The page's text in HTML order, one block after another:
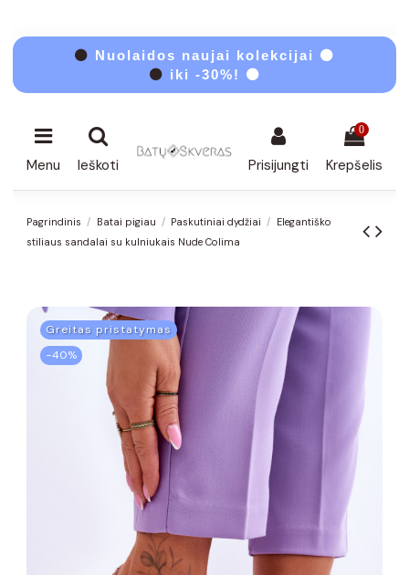
⚫ Nuolaidos naujai kolekcijai ⚫
⚫ iki -30%! ⚫
Menu Ieškoti Prisijungti
0
Krepšelis
Pagrindinis Batai pigiau Paskutiniai dydžiai
Elegantiško
stiliaus sandalai su kulniukais Nude Colima
Greitas pristatymas
−40%